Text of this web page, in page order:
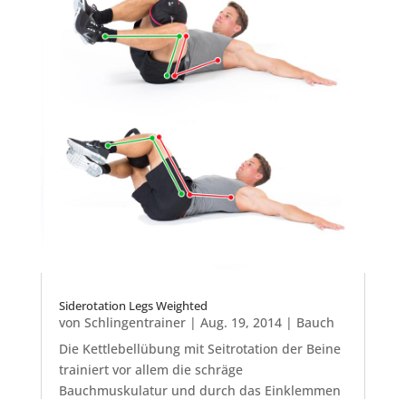
Siderotation Legs Weighted
von Schlingentrainer| Aug. 19, 2014| Bauch
Die Kettlebellübung mit Seitrotation der Beine
trainiert vor allem die schräge
Bauchmuskulatur und durch das Einklemmen